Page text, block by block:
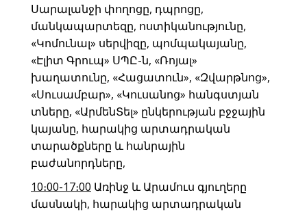
Սարալանջի փողոցը, դպրոցը,
մանկապարտեզը, ոստիկանությունը,
«Կոմունալ» սերվիզը, պոմպակայանը,
«Էլիտ Գրուպ» ՍՊԸ-ն, «Ռոյալ»
խաղատունը, «Հացատուն», «Զվարթնոց»,
«Սուսամբար», «Կուսանոց» հանգստյան
տները, «ԱրմենՏել» ընկերության բջջային
կայանը, հարակից արտադրական
տարածքները և հանրային
բաժանորդները,
10։00-17։00 Առինջ և Արամուս գյուղերը
մասնակի, հարակից արտադրական